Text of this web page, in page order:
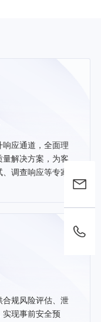
应通道，全面理
解决方案，为客
调查响应等专家
合规风险评估、泄
现事前安全预